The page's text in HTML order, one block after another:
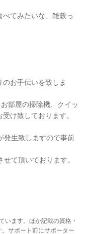
てみたいな、雑穀っ
お手伝いを致しま
部屋の掃除機、クイッ
け致しております。
発生致しますので事前
て頂いております。
います。ほか記載の資格・
サポート前にサポーター